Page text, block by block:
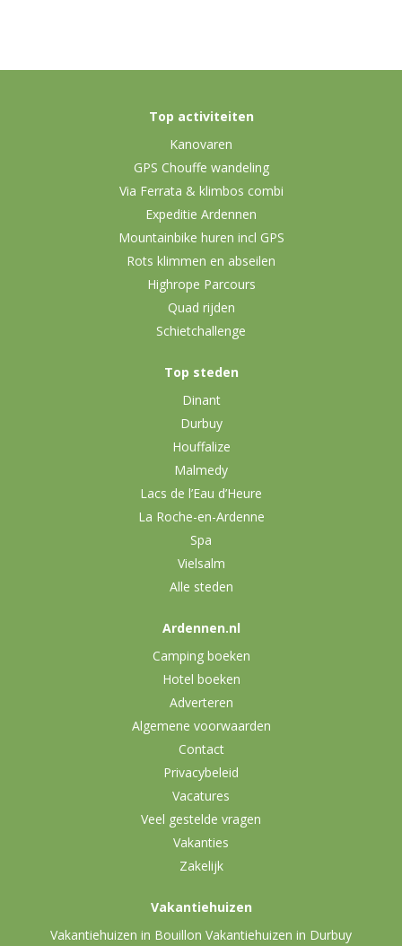
Top activiteiten
Kanovaren
GPS Chouffe wandeling
Via Ferrata & klimbos combi
Expeditie Ardennen
Mountainbike huren incl GPS
Rots klimmen en abseilen
Highrope Parcours
Quad rijden
Schietchallenge
Top steden
Dinant
Durbuy
Houffalize
Malmedy
Lacs de l’Eau d’Heure
La Roche-en-Ardenne
Spa
Vielsalm
Alle steden
Ardennen.nl
Camping boeken
Hotel boeken
Adverteren
Algemene voorwaarden
Contact
Privacybeleid
Vacatures
Veel gestelde vragen
Vakanties
Zakelijk
Vakantiehuizen
Vakantiehuizen in Bouillon Vakantiehuizen in Durbuy